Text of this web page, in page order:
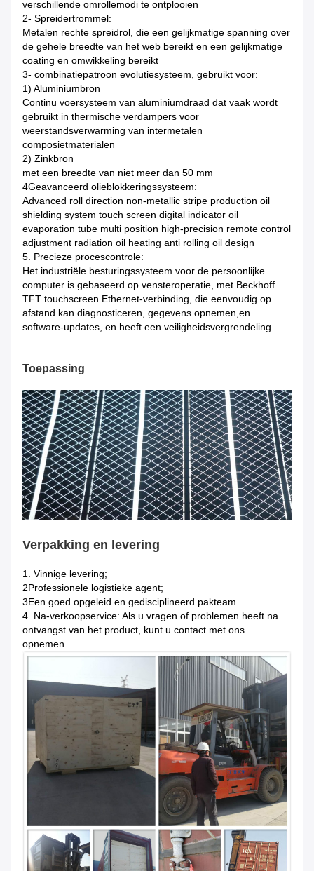
verschillende omrollemodi te ontplooien
2- Spreidertrommel:
Metalen rechte spreidrol, die een gelijkmatige spanning over
de gehele breedte van het web bereikt en een gelijkmatige
coating en omwikkeling bereikt
3- combinatiepatroon evolutiesysteem, gebruikt voor:
1) Aluminiumbron
Continu voersysteem van aluminiumdraad dat vaak wordt
gebruikt in thermische verdampers voor
weerstandsverwarming van intermetalen
composietmaterialen
2) Zinkbron
met een breedte van niet meer dan 50 mm
4Geavanceerd olieblokkeringssysteem:
Advanced roll direction non-metallic stripe production oil
shielding system touch screen digital indicator oil
evaporation tube multi position high-precision remote control
adjustment radiation oil heating anti rolling oil design
5. Precieze procescontrole:
Het industriële besturingssysteem voor de persoonlijke
computer is gebaseerd op vensteroperatie, met Beckhoff
TFT touchscreen Ethernet-verbinding, die eenvoudig op
afstand kan diagnosticeren, gegevens opnemen,en
software-updates, en heeft een veiligheidsvergrendeling
Toepassing
Verpakking en levering
1. Vinnige levering;
2Professionele logistieke agent;
3Een goed opgeleid en gedisciplineerd pakteam.
4. Na-verkoopservice: Als u vragen of problemen heeft na
ontvangst van het product, kunt u contact met ons
opnemen.